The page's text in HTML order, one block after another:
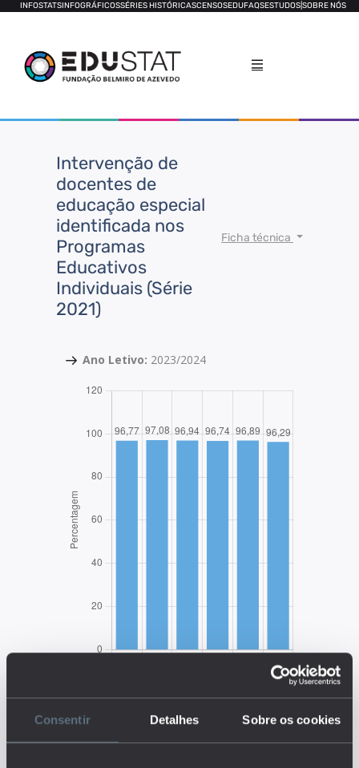
Consentir Detalhes Sobre os cookies
INFOSTATSINFOGRÁFICOSSÉRIES HISTÓRICASCENSOSEDUFAQSESTUDOSSOBRE NÓS
Intervenção de
docentes de
educação especial
identificada nos
Programas
Educativos
Individuais (Série
2021)
Ficha técnica
Ano Letivo: 2023/2024